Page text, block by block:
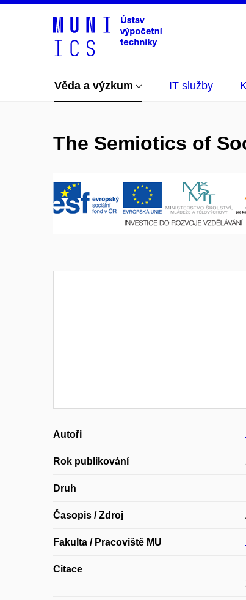
Věda a výzkum IT služby
The Semiotics of
Autoři
Rok publikování
Druh
Časopis / Zdroj
Fakulta / Pracoviště MU
Citace